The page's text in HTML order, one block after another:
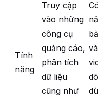
Tính
năng
Truy cập
vào những
công cụ
quảng cáo,
phân tích
dữ liệu
cũng như